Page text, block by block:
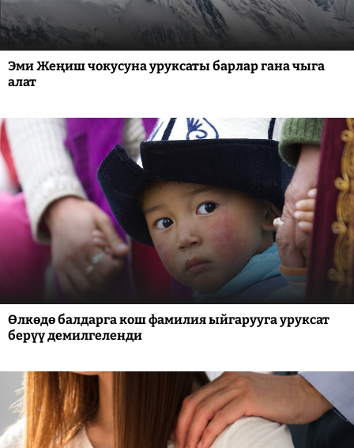
Эми Жеңиш чокусуна уруксаты барлар гана чыга
алат
Өлкөдө балдарга кош фамилия ыйгарууга уруксат
берүү демилгеленди